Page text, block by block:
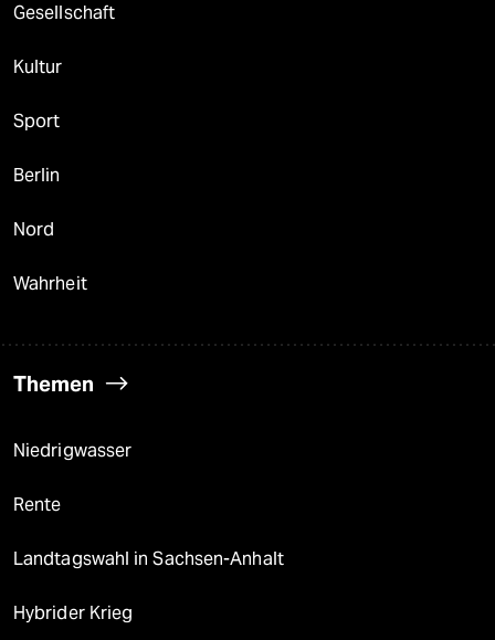
Gesellschaft
Kultur
Sport
Berlin
Nord
Wahrheit
Themen
Niedrigwasser
Rente
Landtagswahl in Sachsen-Anhalt
Hybrider Krieg